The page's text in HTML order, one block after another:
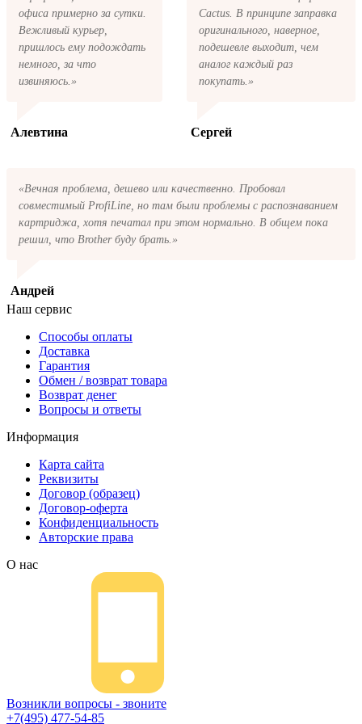
офиса примерно за сутки.
Вежливый курьер,
пришлось ему подождать
немного, за что
извиняюсь.»
Алевтина
Cactus. В принципе заправка
оригинального, наверное,
подешевле выходит, чем
аналог каждый раз
покупать.»
Сергей
«Вечная проблема, дешево или качественно. Пробовал
совместимый ProfiLine, но там были проблемы с распознаванием
картриджа, хотя печатал при этом нормально. В общем пока
решил, что Brother буду брать.»
Андрей
Наш сервис
Способы оплаты
Доставка
Гарантия
Обмен / возврат товара
Возврат денег
Вопросы и ответы
Информация
Карта сайта
Реквизиты
Договор (образец)
Договор-оферта
Конфиденциальность
Авторские права
О нас
Возникли вопросы - звоните
+7(495) 477-54-85